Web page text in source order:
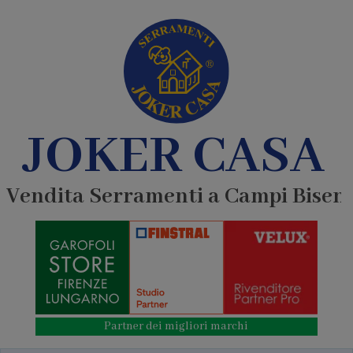
JOKER CASA
Vendita Serramenti a Campi
Partner dei migliori marchi